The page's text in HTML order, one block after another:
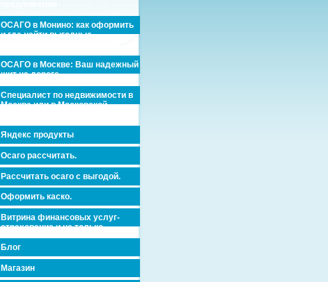
ОСАГО в Монино: как оформить
и где найти выгодные
ОСАГО в Москве: Ваш надежный
щит на дороге
Специалист по недвижимости в
Москве или в Московской
Яндекс продукты
Осаго рассчитать.
Рассчитать осаго с выгодой.
Оформить каско.
Витрина финансовых услуг-
страхование и не только.
Блог
Магазин